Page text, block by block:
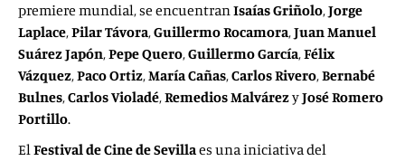
premiere mundial, se encuentranIsaías Griñolo,Jorge
Laplace,Pilar Távora,Guillermo Rocamora,Juan Manuel
SuárezJapón,Pepe Quero,Guillermo García,Félix
Vázquez,Paco Ortiz,María Cañas,CarlosRivero,Bernabé
Bulnes,Carlos Violadé,Remedios MalvárezyJosé Romero
Portillo.
ElFestival de Cine de Sevillaes una iniciativa del